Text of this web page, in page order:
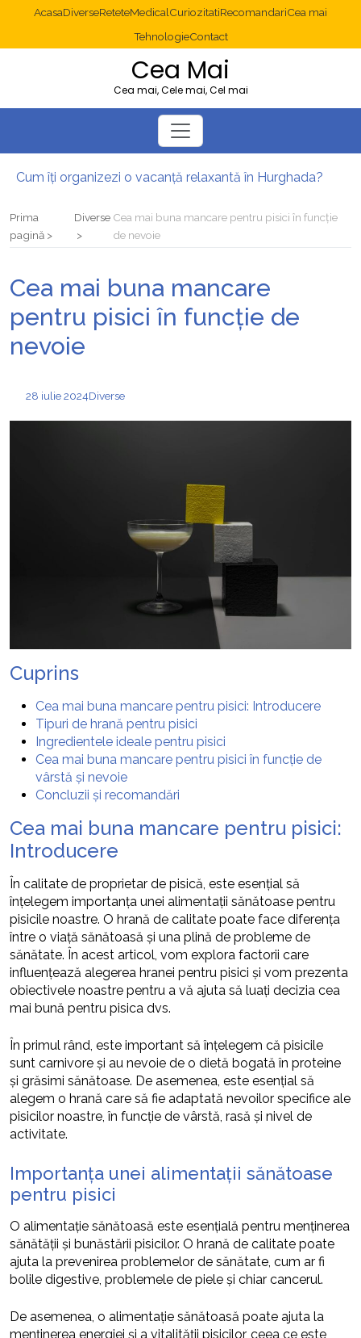
AcasaDiverseReteteMedicalCuriozitatiRecomandariCea mai
TehnologieContact
Cea Mai
Cea mai, Cele mai, Cel mai
Cum îți organizezi o vacanță relaxantă în Hurghada?
Multisite WordPress și Mastodon: cum gestionezi mai multe site-uri
Prima
pagină
Diverse Cea mai buna mancare pentru pisici în funcție
de nevoie
Cea mai buna mancare
pentru pisici în funcție de
nevoie
28 iulie 2024Diverse
Cuprins
Cea mai buna mancare pentru pisici: Introducere
Tipuri de hrană pentru pisici
Ingredientele ideale pentru pisici
Cea mai buna mancare pentru pisici în funcție de
vârstă și nevoie
Concluzii și recomandări
Cea mai buna mancare pentru pisici:
Introducere
În calitate de proprietar de pisică, este esențial să
înțelegem importanța unei alimentații sănătoase pentru
pisicile noastre. O hrană de calitate poate face diferența
între o viață sănătoasă și una plină de probleme de
sănătate. În acest articol, vom explora factorii care
influențează alegerea hranei pentru pisici și vom prezenta
obiectivele noastre pentru a vă ajuta să luați decizia cea
mai bună pentru pisica dvs.
În primul rând, este important să înțelegem că pisicile
sunt carnivore și au nevoie de o dietă bogată în proteine
și grăsimi sănătoase. De asemenea, este esențial să
alegem o hrană care să fie adaptată nevoilor specifice ale
pisicilor noastre, în funcție de vârstă, rasă și nivel de
activitate.
Importanța unei alimentații sănătoase
pentru pisici
O alimentație sănătoasă este esențială pentru menținerea
sănătății și bunăstării pisicilor. O hrană de calitate poate
ajuta la prevenirea problemelor de sănătate, cum ar fi
bolile digestive, problemele de piele și chiar cancerul.
De asemenea, o alimentație sănătoasă poate ajuta la
menținerea energiei și a vitalității pisicilor, ceea ce este